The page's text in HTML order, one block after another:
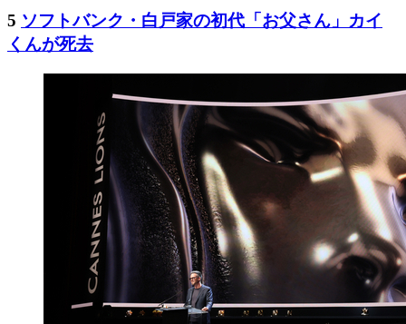
5 ソフトバンク・白戸家の初代「お父さん」カイ
くんが死去